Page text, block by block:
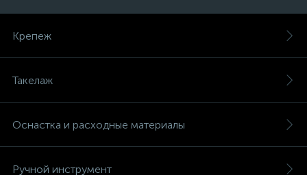
Крепеж
Такелаж
Оснастка и расходные материалы
Ручной инструмент